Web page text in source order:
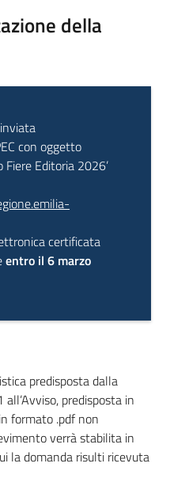
della
con oggetto
Fiere Editoria 2026’
certificata
entro il 6 marzo
predisposta dalla
all’Avviso, predisposta in
formato .pdf non
verrà stabilita in
la domanda risulti ricevuta